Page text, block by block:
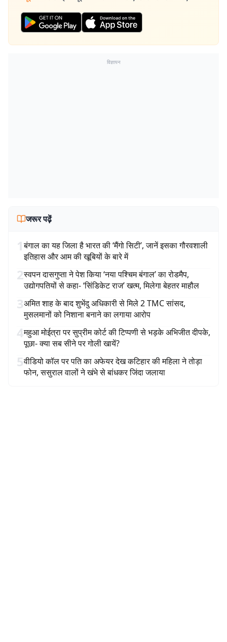
विज्ञापन
जरूर पढ़ें
1बंगाल का यह जिला है भारत की ‘मैंगो सिटी’, जानें इसका गौरवशाली
इतिहास और आम की खूबियों के बारे में
2स्वपन दासगुप्ता ने पेश किया ‘नया पश्चिम बंगाल’ का रोडमैप,
उद्योगपतियों से कहा- ‘सिंडिकेट राज’ खत्म, मिलेगा बेहतर माहौल
3अमित शाह के बाद शुभेंदु अधिकारी से मिले 2 TMC सांसद,
मुसलमानों को निशाना बनाने का लगाया आरोप
4महुआ मोईत्रा पर सुप्रीम कोर्ट की टिप्पणी से भड़के अभिजीत दीपके,
पूछा- क्या सब सीने पर गोली खायें?
5वीडियो कॉल पर पति का अफेयर देख कटिहार की महिला ने तोड़ा
फोन, ससुराल वालों ने खंभे से बांधकर जिंदा जलाया